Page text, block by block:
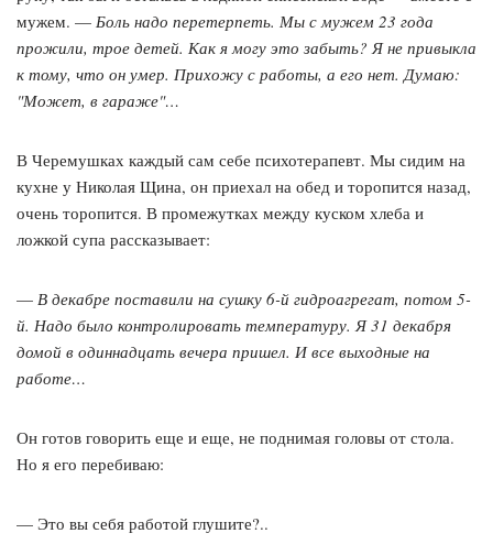
мужем. — Боль надо перетерпеть. Мы с мужем 23 года
прожили, трое детей. Как я могу это забыть? Я не привыкла
к тому, что он умер. Прихожу с работы, а его нет. Думаю:
"Может, в гараже"…
В Черемушках каждый сам себе психотерапевт. Мы сидим на
кухне у Николая Щина, он приехал на обед и торопится назад,
очень торопится. В промежутках между куском хлеба и
ложкой супа рассказывает:
— В декабре поставили на сушку 6-й гидроагрегат, потом 5-
й. Надо было контролировать температуру. Я 31 декабря
домой в одиннадцать вечера пришел. И все выходные на
работе…
Он готов говорить еще и еще, не поднимая головы от стола.
Но я его перебиваю:
— Это вы себя работой глушите?..